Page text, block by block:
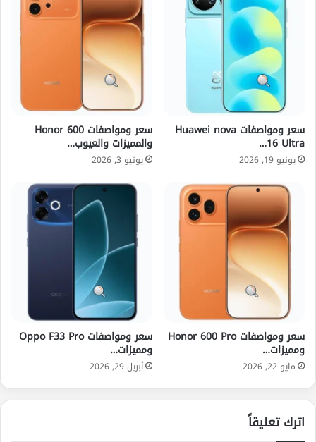
سعر ومواصفات Huawei nova
16 Ultra…
يونيو 19, 2026
سعر ومواصفات Honor 600
والمميزات والعيوب…
يونيو 3, 2026
سعر ومواصفات Honor 600 Pro
ومميزات…
مايو 22, 2026
سعر ومواصفات Oppo F33 Pro
ومميزات…
أبريل 29, 2026
اترك تعليقاً